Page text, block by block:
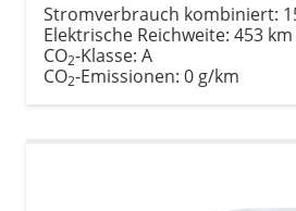
Stromverbrauch kombiniert:
Elektrische Reichweite: 453 km
CO2-Klasse: A
CO2-Emissionen: 0 g/km